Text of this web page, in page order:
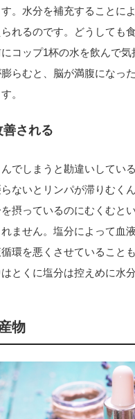
。水分を補充することに
れるのです。どうしても
コップ1杯の水を飲んで
らむと、脳が満腹になっ
。
善される
でしまうと勘違いしてい
ないとリンパが滞りむく
摂っているのにむくむと
ません。塩分によって血
環を悪くさせていること
とくに塩分は控えめに水
物